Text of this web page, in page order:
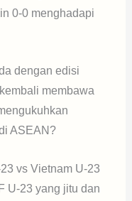
0-0 menghadapi
dengan edisi
membawa
ASEAN?
vs Vietnam U-23
U-23 yang jitu dan